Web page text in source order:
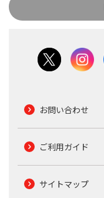
お問い合わせ
ご利用ガイド
サイトマップ